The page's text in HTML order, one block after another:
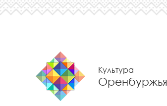
Культура
Оренбуржья